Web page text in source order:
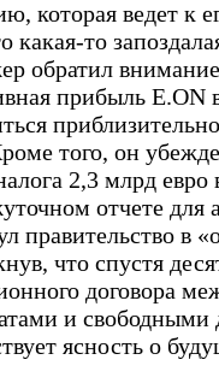
которая ведет к
какая-то
обратил
прибыль E.ON
того, он
2,3 млрд
отчете для
правительство в
что спустя
договора
и
ясность о